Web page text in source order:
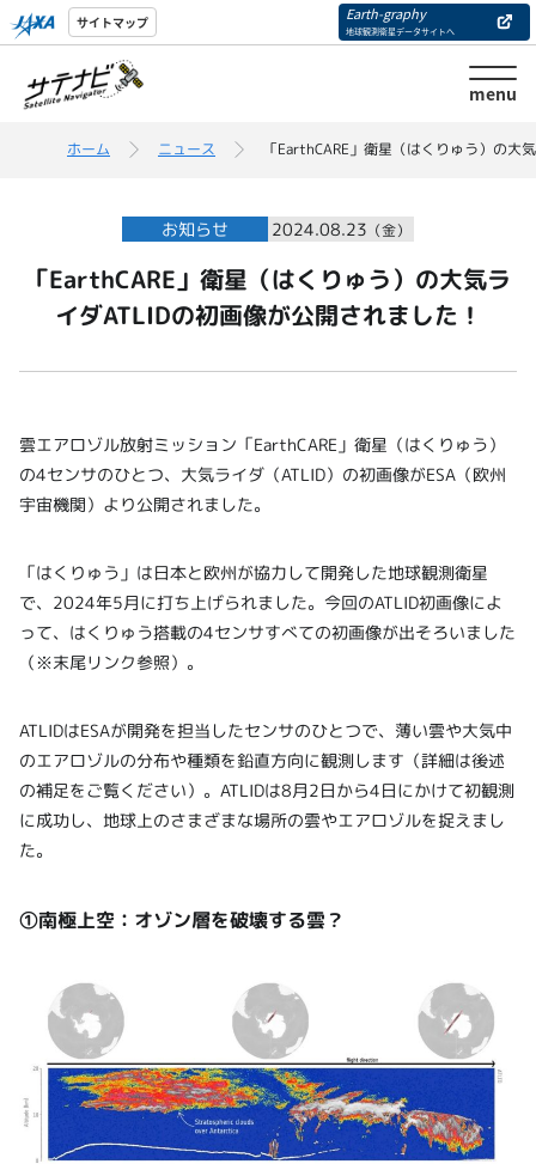
サイトマップ Earth-graphy
地球観測衛星データサイトへ
menu
ホーム ニュース 「EarthCARE」衛星（はくりゅう）の大
お知らせ 2024.08.23 （金）
「EarthCARE」衛星（はくりゅう）の大気ラ
イダATLIDの初画像が公開されました！
雲エアロゾル放射ミッション「EarthCARE」衛星（はくりゅう）
の4センサのひとつ、大気ライダ（ATLID）の初画像がESA（欧州
宇宙機関）より公開されました。
「はくりゅう」は日本と欧州が協力して開発した地球観測衛星
で、2024年5月に打ち上げられました。今回のATLID初画像によ
って、はくりゅう搭載の4センサすべての初画像が出そろいました
（※末尾リンク参照）。
ATLIDはESAが開発を担当したセンサのひとつで、薄い雲や大気中
のエアロゾルの分布や種類を鉛直方向に観測します（詳細は後述
の補足をご覧ください）。ATLIDは8月2日から4日にかけて初観測
に成功し、地球上のさまざまな場所の雲やエアロゾルを捉えまし
た。
①南極上空：オゾン層を破壊する雲？